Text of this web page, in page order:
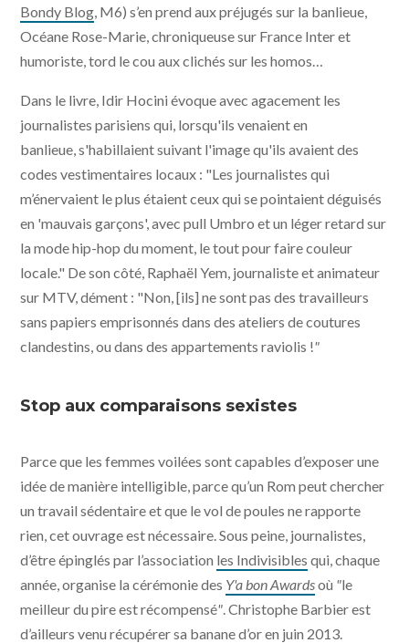
Bondy Blog , M6) s’en prend aux préjugés sur la banlieue,
Océane Rose-Marie, chroniqueuse sur France Inter et
humoriste, tord le cou aux clichés sur les homos…
Dans le livre, Idir Hocini évoque avec agacement les
journalistes parisiens qui, lorsqu'ils venaient en
banlieue, s'habillaient suivant l'image qu'ils avaient des
codes vestimentaires locaux : "Les journalistes qui
m’énervaient le plus étaient ceux qui se pointaient déguisés
en 'mauvais garçons', avec pull Umbro et un léger retard sur
la mode hip-hop du moment, le tout pour faire couleur
locale." De son côté, Raphaël Yem, journaliste et animateur
sur MTV, dément : "Non, [ils] ne sont pas des travailleurs
sans papiers emprisonnés dans des ateliers de coutures
clandestins, ou dans des appartements raviolis !"
Stop aux comparaisons sexistes
Parce que les femmes voilées sont capables d’exposer une
idée de manière intelligible, parce qu’un Rom peut chercher
un travail sédentaire et que le vol de poules ne rapporte
rien, cet ouvrage est nécessaire. Sous peine, journalistes,
d’être épinglés par l’association les Indivisibles qui, chaque
année, organise la cérémonie des Y'a bon Awardsoù "le
meilleur du pire est récompensé" . Christophe Barbier est
d’ailleurs venu récupérer sa banane d’or en juin 2013.